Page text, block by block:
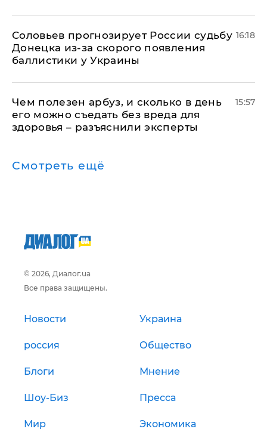
Соловьев прогнозирует России судьбу
Донецка из-за скорого появления
баллистики у Украины
16:18
Чем полезен арбуз, и сколько в день
его можно съедать без вреда для
здоровья – разъяснили эксперты
15:57
Смотреть ещё
© 2026, Диалог.ua
Все права защищены.
Новости Украина
россия Общество
Блоги Мнение
Шоу-Биз Пресса
Мир Экономика